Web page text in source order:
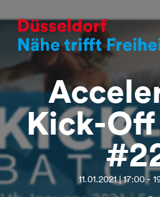
Kick-Off
11.01.2021 | 17:00 -